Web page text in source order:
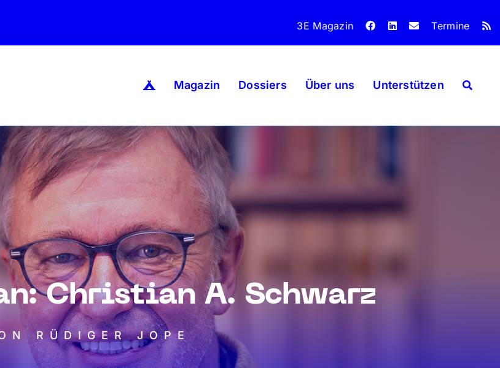
3E Magazin Termine
Magazin Dossiers Über uns Unterstützen
Christian A. Schwarz
RÜDIGER JOPE